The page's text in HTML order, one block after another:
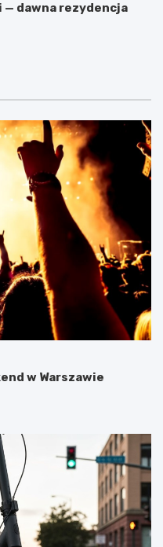
— dawna rezydencja
w Warszawie